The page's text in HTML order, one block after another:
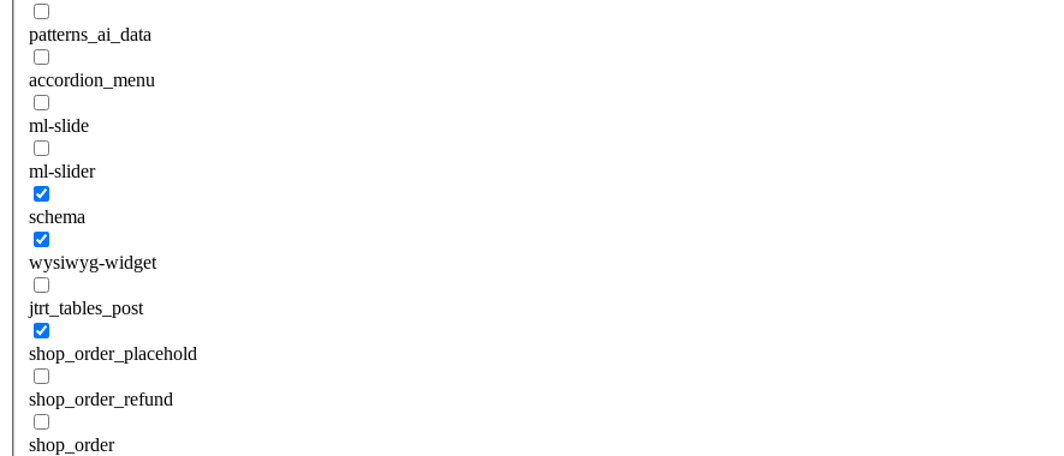
patterns_ai_data
accordion_menu
ml-slide
ml-slider
schema
wysiwyg-widget
jtrt_tables_post
shop_order_placehold
shop_order_refund
shop_order